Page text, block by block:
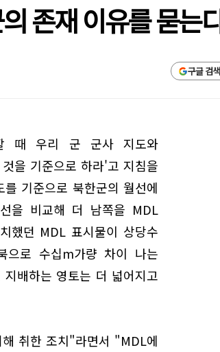
존재 이유를 묻는
구글 검
때 우리 군 군사 지도와
을 기준으로 하라'고 지침을
기준으로 북한군의 월선에
을 비교해 더 남쪽을 MDL
했던 MDL 표시물이 상당수
으로 수십m가량 차이 나는
배하는 영토는 더 넓어지고
취한 조치"라면서 "MDL에